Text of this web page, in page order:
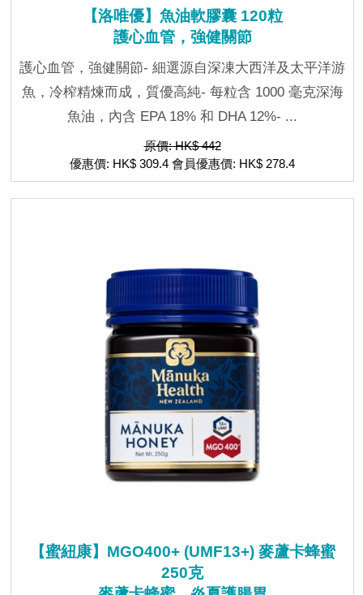
【洛唯優】魚油軟膠囊 120粒
護心血管，強健關節
護心血管，強健關節- 細選源自深凍大西洋及太平洋游
魚，冷榨精煉而成，質優高純- 每粒含 1000 毫克深海
魚油，內含 EPA 18% 和 DHA 12%- ...
原價: HK$ 442
優惠價: HK$ 309.4 會員優惠價: HK$ 278.4
【蜜紐康】MGO400+ (UMF13+) 麥蘆卡蜂蜜
250克